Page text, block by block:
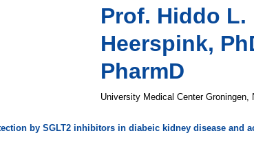
Prof. Hiddo L.
Heerspink,
PharmD
University Medical Center Groningen,
by SGLT2 inhibitors in diabeic kidney disease and